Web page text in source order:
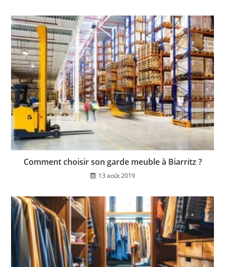
Comment choisir son garde meuble à Biarritz ?
13 août 2019